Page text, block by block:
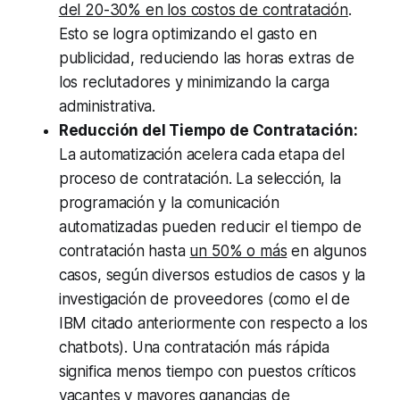
del 20-30% en los costos de contratación.
Esto se logra optimizando el gasto en
publicidad, reduciendo las horas extras de
los reclutadores y minimizando la carga
administrativa.
Reducción del Tiempo de Contratación:
La automatización acelera cada etapa del
proceso de contratación. La selección, la
programación y la comunicación
automatizadas pueden reducir el tiempo de
contratación hasta un 50% o más en algunos
casos, según diversos estudios de casos y la
investigación de proveedores (como el de
IBM citado anteriormente con respecto a los
chatbots). Una contratación más rápida
significa menos tiempo con puestos críticos
vacantes y mayores ganancias de